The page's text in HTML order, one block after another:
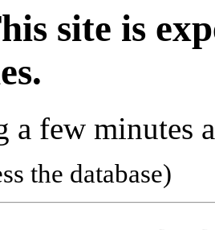
site is
a few minutes
the database)